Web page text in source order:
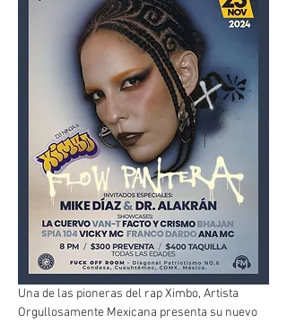
Una de las pioneras del rap Ximbo, Artista
Orgullosamente Mexicana presenta su nuevo